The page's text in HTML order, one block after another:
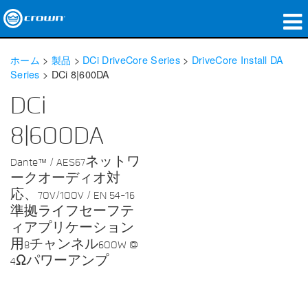
アプリケーション
ネットワークオーディオ
購入先
導入事例
私たちのストーリー
トレーニング
サポート
ホーム > 製品 > DCi DriveCore Series> DriveCore Install DA
Series > DCi 8|600DA
DCi
8|600DA
Dante™ / AES67ネットワ
ークオーディオ対
応、70V/100V / EN 54-16
準拠ライフセーフテ
ィアプリケーション
用8チャンネル600W @
4Ωパワーアンプ